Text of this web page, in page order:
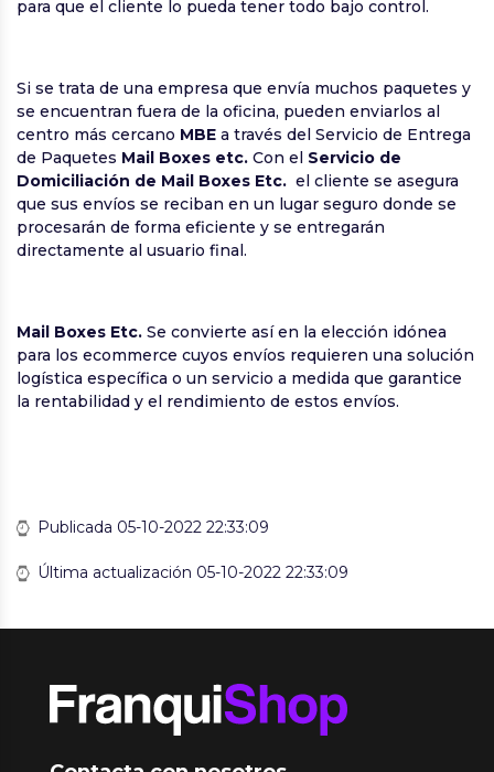
para que el cliente lo pueda tener todo bajo control.
Si se trata de una empresa que envía muchos paquetes y
se encuentran fuera de la oficina, pueden enviarlos al
centro más cercano MBE a través del Servicio de Entrega
de Paquetes Mail Boxes etc. Con el Servicio de
Domiciliación de Mail Boxes Etc. el cliente se asegura
que sus envíos se reciban en un lugar seguro donde se
procesarán de forma eficiente y se entregarán
directamente al usuario final.
Mail Boxes Etc. Se convierte así en la elección idónea
para los ecommerce cuyos envíos requieren una solución
logística específica o un servicio a medida que garantice
la rentabilidad y el rendimiento de estos envíos.
Publicada 05-10-2022 22:33:09
Última actualización 05-10-2022 22:33:09